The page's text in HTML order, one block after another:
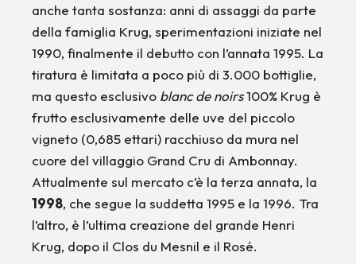
anche tanta sostanza: anni di assaggi da parte
della famiglia Krug, sperimentazioni iniziate nel
1990, finalmente il debutto con l’annata 1995. La
tiratura è limitata a poco più di 3.000 bottiglie,
ma questo esclusivo blanc de noirs100% Krug è
frutto esclusivamente delle uve del piccolo
vigneto (0,685 ettari) racchiuso da mura nel
cuore del villaggio Grand Cru di Ambonnay.
Attualmente sul mercato c’è la terza annata, la
1998, che segue la suddetta 1995 e la 1996. Tra
l’altro, è l’ultima creazione del grande Henri
Krug, dopo il Clos du Mesnil e il Rosé.